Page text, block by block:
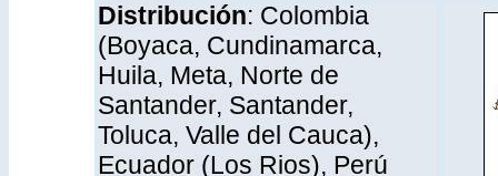
Distribución: Colombia
(Boyaca, Cundinamarca,
Huila, Meta, Norte de
Santander, Santander,
Toluca, Valle del Cauca),
Ecuador (Los Rios), Perú